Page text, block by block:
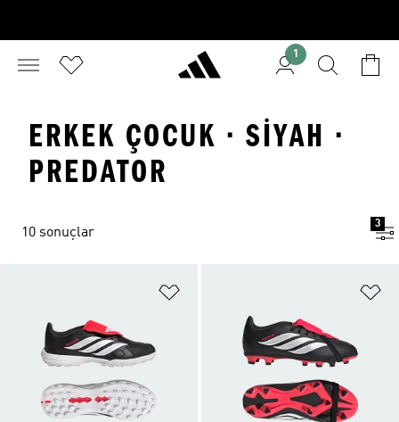
1
ERKEK ÇOCUK · SIYAH ·
PREDATOR
10 sonuçlar
3